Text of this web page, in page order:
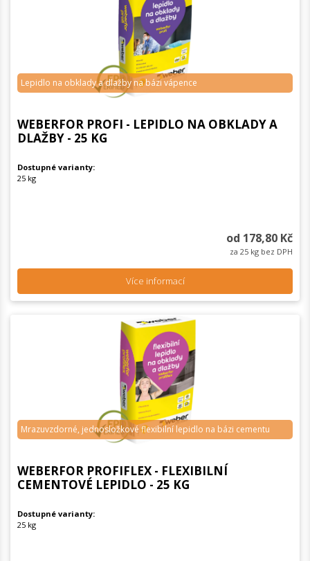
Lepidlo na obklady a dlažby na bázi vápence
WEBERFOR PROFI - LEPIDLO NA OBKLADY A
DLAŽBY - 25 KG
Dostupné varianty:
25 kg
od 178,80 Kč
za 25 kg bez DPH
Více informací
Mrazuvzdorné, jednosložkové flexibilní lepidlo na bázi cementu
WEBERFOR PROFIFLEX - FLEXIBILNÍ
CEMENTOVÉ LEPIDLO - 25 KG
Dostupné varianty:
25 kg